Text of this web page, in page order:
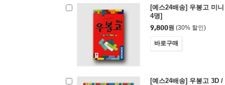
[예스24배송] 우봉고 미
4명]
9,800원 (30% 할인)
바로구매
[예스24배송] 우봉고 3D